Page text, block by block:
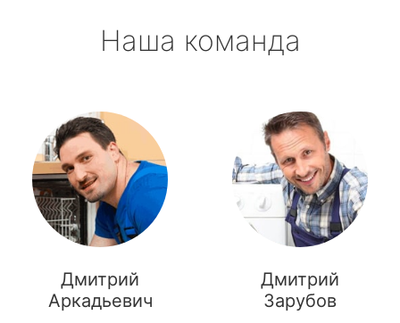
Наша команда
Дмитрий
Аркадьевич
Дмитрий
Зарубов